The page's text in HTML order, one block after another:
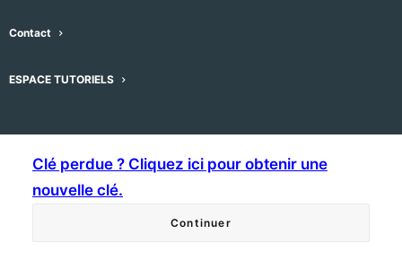
Contact
ESPACE TUTORIELS
Clé perdue ? Cliquez ici pour obtenir une
nouvelle clé.